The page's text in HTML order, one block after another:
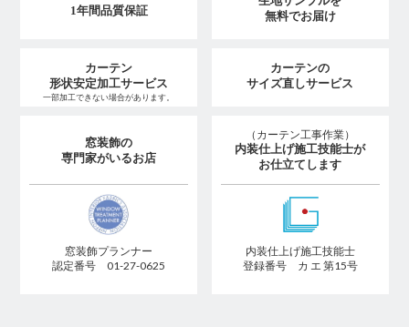
1年間品質保証
無料でお届け
カーテン
形状安定加工サービス
一部加工できない場合があります。
カーテンの
サイズ直しサービス
窓装飾の
専門家がいるお店
窓装飾プランナー
認定番号 01-27-0625
（カーテン工事作業）
内装仕上げ施工技能士が
お仕立てします
内装仕上げ施工技能士
登録番号 カ エ 第15号